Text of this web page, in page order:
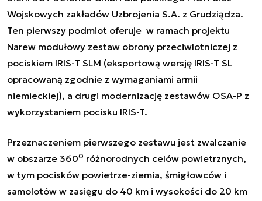
Wojskowych zakładów Uzbrojenia S.A. z Grudziądza.
Ten pierwszy podmiot oferuje w ramach projektu
Narew modułowy zestaw obrony przeciwlotniczej z
pociskiem IRIS-T SLM (eksportową wersję IRIS-T SL
opracowaną zgodnie z wymaganiami armii
niemieckiej), a drugi modernizację zestawów OSA-P z
wykorzystaniem pocisku IRIS-T.
Przeznaczeniem pierwszego zestawu jest zwalczanie
w obszarze 3600 różnorodnych celów powietrznych,
w tym pocisków powietrze-ziemia, śmigłowców i
samolotów w zasięgu do 40 km i wysokości do 20 km